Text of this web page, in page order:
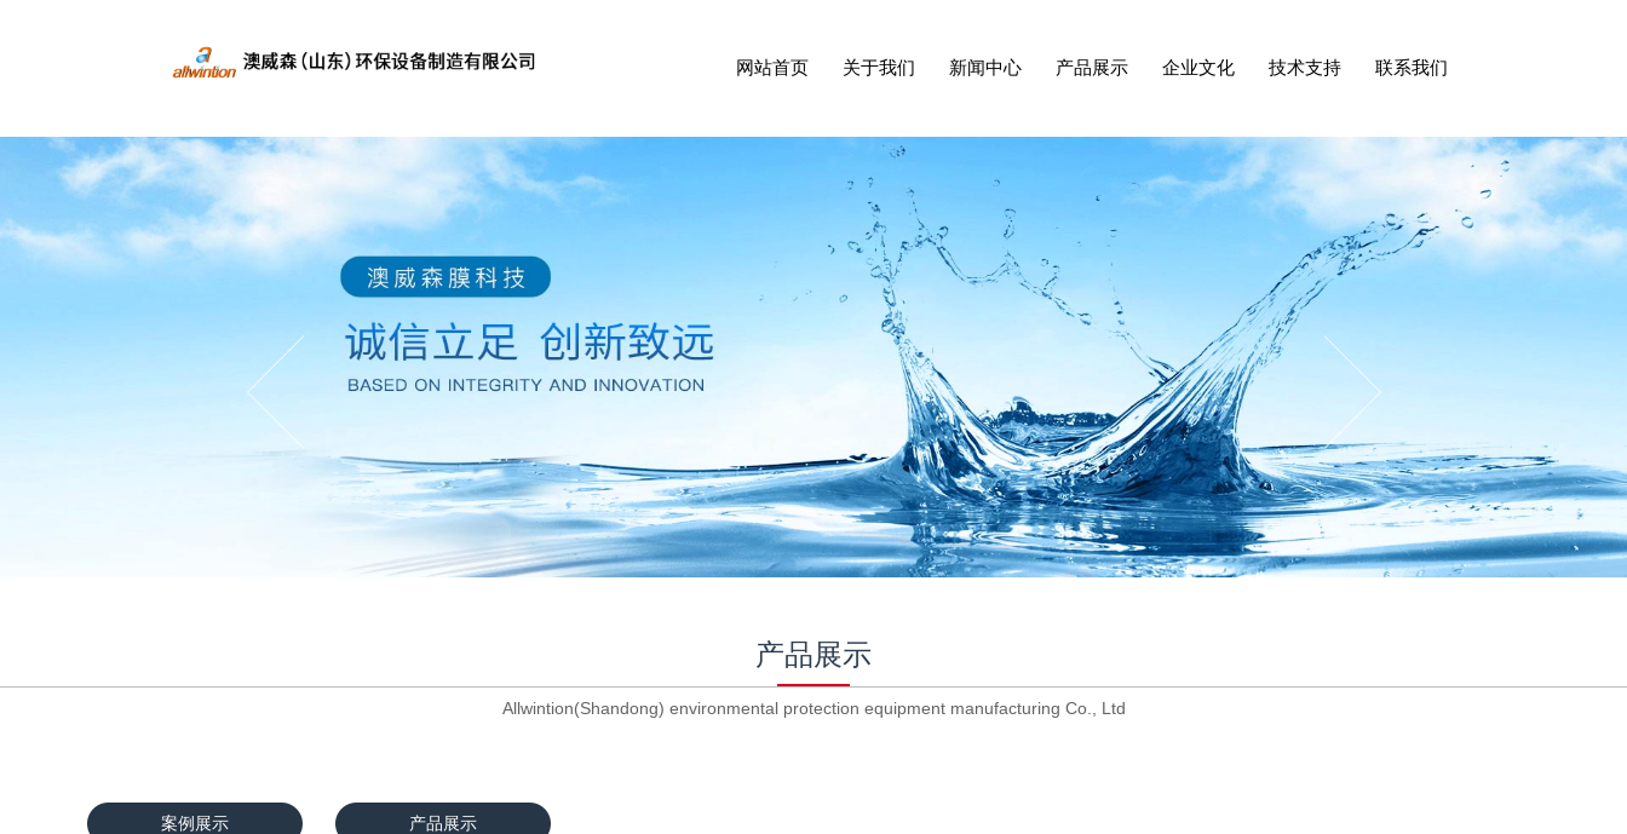
网站首页 关于我们 新闻中心 产品展示 企业文化 技术支持 联系我们
2 3
产品展示
Allwintion(Shandong) environmental protection equipment manufacturing Co., Ltd
案例展示 产品展示